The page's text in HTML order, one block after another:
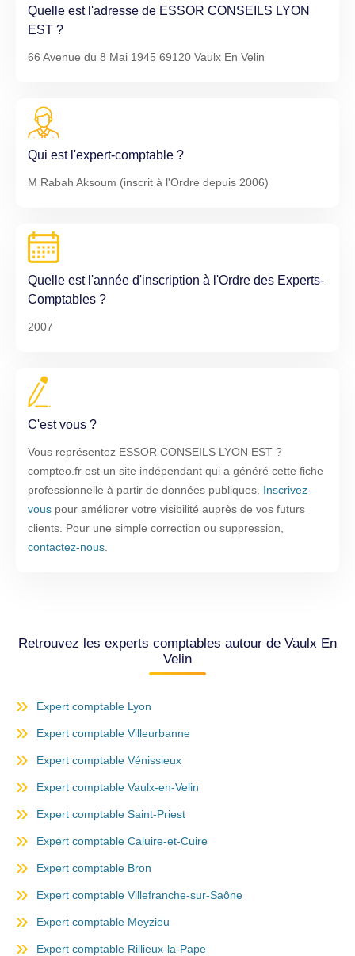
Quelle est l'adresse de ESSOR CONSEILS LYON
EST ?
66 Avenue du 8 Mai 1945 69120 Vaulx En Velin
Qui est l'expert-comptable ?
M Rabah Aksoum (inscrit à l'Ordre depuis 2006)
Quelle est l'année d'inscription à l'Ordre des Experts-
Comptables ?
2007
C'est vous ?
Vous représentez ESSOR CONSEILS LYON EST ?
compteo.fr est un site indépendant qui a généré cette fiche
professionnelle à partir de données publiques. Inscrivez-
vous pour améliorer votre visibilité auprès de vos futurs
clients. Pour une simple correction ou suppression,
contactez-nous
Retrouvez les experts comptables autour de Vaulx En
Velin
Expert comptable Lyon
Expert comptable Villeurbanne
Expert comptable Vénissieux
Expert comptable Vaulx-en-Velin
Expert comptable Saint-Priest
Expert comptable Caluire-et-Cuire
Expert comptable Bron
Expert comptable Villefranche-sur-Saône
Expert comptable Meyzieu
Expert comptable Rillieux-la-Pape